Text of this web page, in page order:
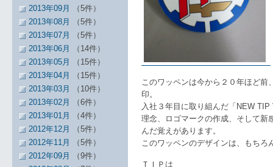
このワッペンは今から２０年ほど前
印。
入社３年目に取り組んだ「NEW
理念、ロゴマークの作成、そして新
んだ覚えがあります。
このワッペンのデザインは、もちろ
ＴＩＰは
2013年09月
（5件）
2013年08月
（5件）
2013年07月
（5件）
2013年06月
（14件）
2013年05月
（15件）
2013年04月
（15件）
2013年03月
（10件）
2013年02月
（6件）
2013年01月
（4件）
2012年12月
（5件）
2012年11月
（5件）
2012年09月
（9件）